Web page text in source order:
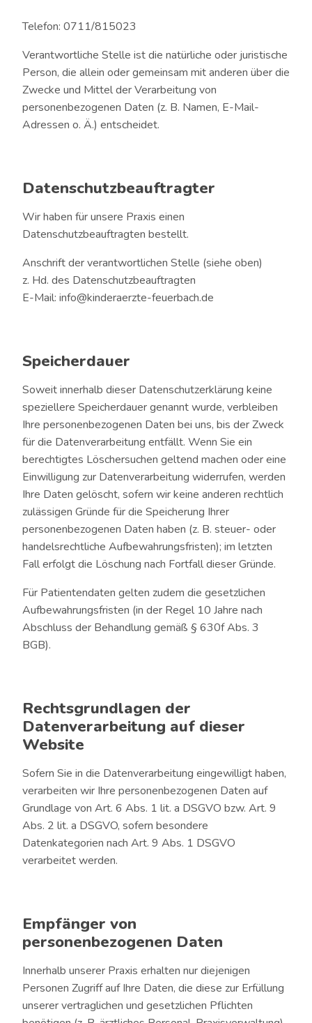
Telefon: 0711/815023
Verantwortliche Stelle ist die natürliche oder juristische
Person, die allein oder gemeinsam mit anderen über die
Zwecke und Mittel der Verarbeitung von
personenbezogenen Daten (z. B. Namen, E-Mail-
Adressen o. Ä.) entscheidet.
Datenschutzbeauftragter
Wir haben für unsere Praxis einen
Datenschutzbeauftragten bestellt.
Anschrift der verantwortlichen Stelle (siehe oben)
z. Hd. des Datenschutzbeauftragten
E-Mail: info@kinderaerzte-feuerbach.de
Speicherdauer
Soweit innerhalb dieser Datenschutzerklärung keine
speziellere Speicherdauer genannt wurde, verbleiben
Ihre personenbezogenen Daten bei uns, bis der Zweck
für die Datenverarbeitung entfällt. Wenn Sie ein
berechtigtes Löschersuchen geltend machen oder eine
Einwilligung zur Datenverarbeitung widerrufen, werden
Ihre Daten gelöscht, sofern wir keine anderen rechtlich
zulässigen Gründe für die Speicherung Ihrer
personenbezogenen Daten haben (z. B. steuer- oder
handelsrechtliche Aufbewahrungsfristen); im letzten
Fall erfolgt die Löschung nach Fortfall dieser Gründe.
Für Patientendaten gelten zudem die gesetzlichen
Aufbewahrungsfristen (in der Regel 10 Jahre nach
Abschluss der Behandlung gemäß § 630f Abs. 3
BGB).
Rechtsgrundlagen der
Datenverarbeitung auf dieser
Website
Sofern Sie in die Datenverarbeitung eingewilligt haben,
verarbeiten wir Ihre personenbezogenen Daten auf
Grundlage von Art. 6 Abs. 1 lit. a DSGVO bzw. Art. 9
Abs. 2 lit. a DSGVO, sofern besondere
Datenkategorien nach Art. 9 Abs. 1 DSGVO
verarbeitet werden.
Empfänger von
personenbezogenen Daten
Innerhalb unserer Praxis erhalten nur diejenigen
Personen Zugriff auf Ihre Daten, die diese zur Erfüllung
unserer vertraglichen und gesetzlichen Pflichten